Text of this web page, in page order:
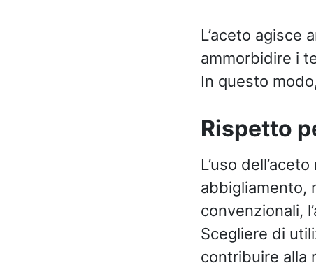
L’aceto agisce
ammorbidire i
In questo
Rispetto
L’uso
abbigliamento,
convenzionali,
Scegliere di
contribuire alla